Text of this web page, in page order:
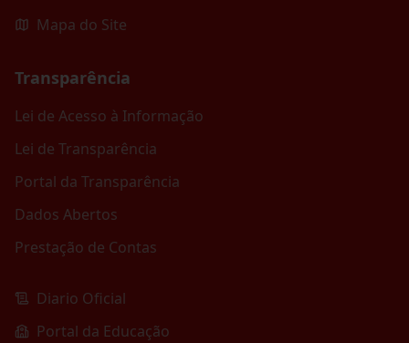
Mapa do Site
Transparência
Lei de Acesso à Informação
Lei de Transparência
Portal da Transparência
Dados Abertos
Prestação de Contas
Diario Oficial
Portal da Educação